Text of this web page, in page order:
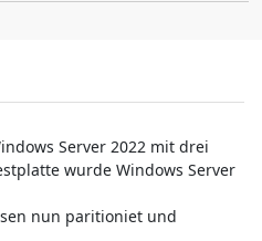
Server 2022 mit drei
wurde Windows Server
nun paritioniet und